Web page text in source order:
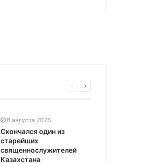
6 августа 2026
Скончался один из
старейших
священнослужителей
Казахстана